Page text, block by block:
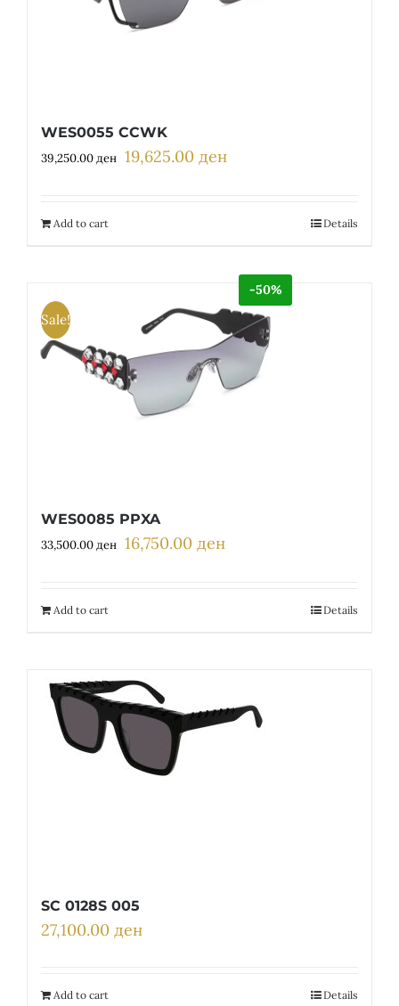
WES0055 CCWK
39,250.00ден Original
19,625.00 денCurrent
19,625.00 ден.
Add to cart Details
Sale!
-50%
WES0085 PPXA
33,500.00ден Original
16,750.00 денCurrent
16,750.00 ден.
Add to cart Details
SC 0128S 005
27,100.00 ден
Add to cart Details